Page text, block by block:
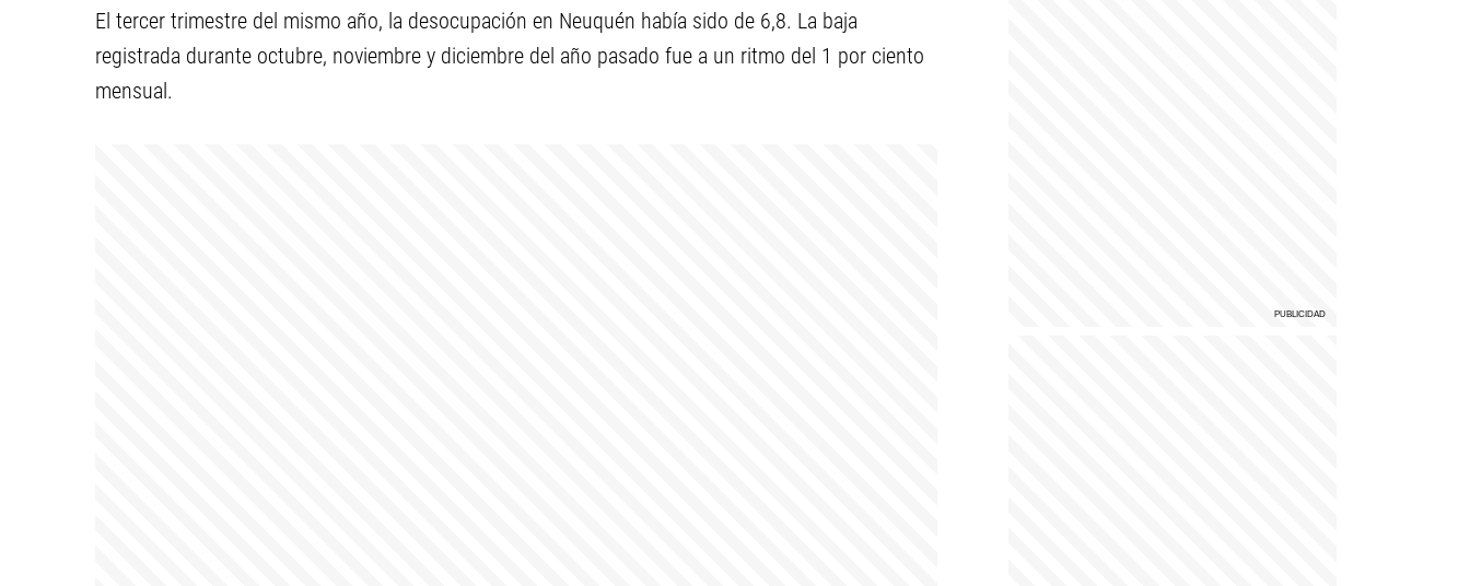
El tercer trimestre del mismo año, la desocupación en Neuquén había sido de 6,8. La baja
registrada durante octubre, noviembre y diciembre del año pasado fue a un ritmo del 1 por ciento
mensual.